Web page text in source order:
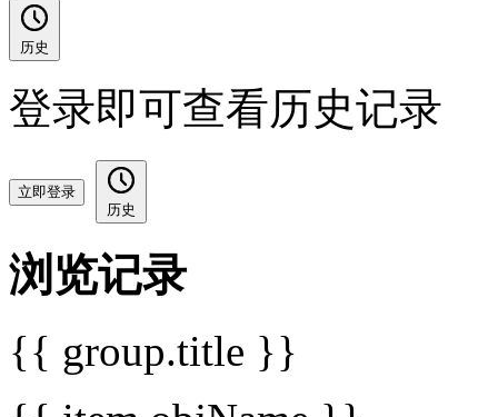
历史
登录即可查看历史记录
立即登录
历史
浏览记录
{{ group.title }}